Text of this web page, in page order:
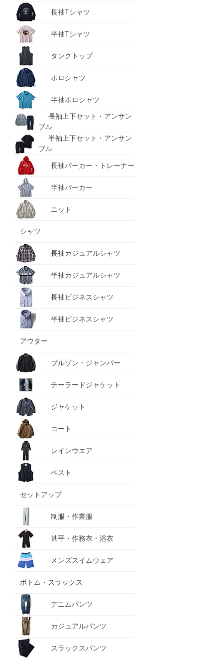
長袖Tシャツ
半袖Tシャツ
タンクトップ
ポロシャツ
半袖ポロシャツ
長袖上下セット・アンサン
ブル
半袖上下セット・アンサン
ブル
長袖パーカー・トレーナー
半袖パーカー
ニット
シャツ
長袖カジュアルシャツ
半袖カジュアルシャツ
長袖ビジネスシャツ
半袖ビジネスシャツ
アウター
ブルゾン・ジャンパー
テーラードジャケット
ジャケット
コート
レインウエア
ベスト
セットアップ
制服・作業服
甚平・作務衣・浴衣
メンズスイムウェア
ボトム・スラックス
デニムパンツ
カジュアルパンツ
スラックスパンツ